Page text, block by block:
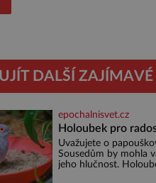
DALŠÍ
epochalnisvet.cz
Holoubek pro
Uvažujete o
Sousedům by mohla
jeho hlučnost.